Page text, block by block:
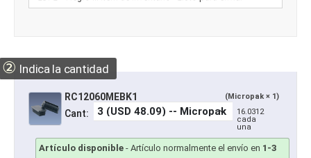
② Indica la cantidad
RC12060MEBK1 (Micropak × 1)
Cant:
16.0312
cada
una
Artículo disponible - Artículo normalmente el envío en 1-3